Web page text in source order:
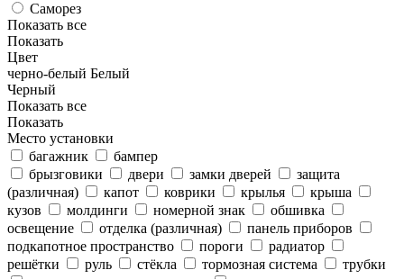
Саморез
Показать все
Показать
Цвет
черно-белый Белый
Черный
Показать все
Показать
Место установки
багажник
бампер
брызговики
двери замки дверей
защита
(различная)
капот коврики крылья
крыша
кузов
молдинги номерной знак
обшивка
освещение
отделка (различная)
панель приборов
подкапотное пространство
пороги
радиатор
решётки
руль стёкла тормозная система
трубки